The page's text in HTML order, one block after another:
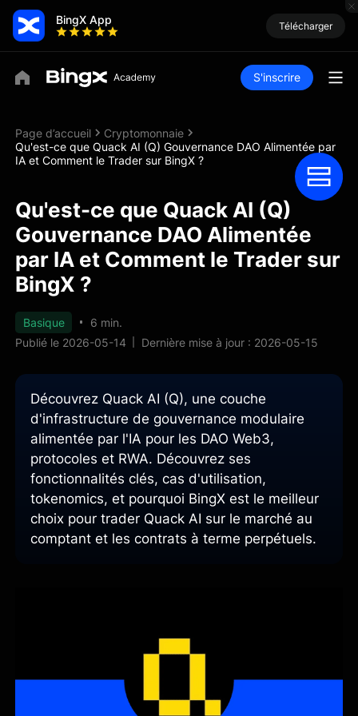
BingX App Télécharger
S'inscrire
Page d’accueil
Cryptomonnaie
Qu'est-ce que Quack AI (Q) Gouvernance DAO Alimentée par
IA et Comment le Trader sur BingX ?
Qu'est-ce que Quack AI (Q)
Gouvernance DAO Alimentée
par IA et Comment le Trader sur
BingX ?
Basique
6 min.
Publié le 2026-05-14
Dernière mise à jour : 2026-05-15
Découvrez Quack AI (Q), une couche
d'infrastructure de gouvernance modulaire
alimentée par l'IA pour les DAO Web3,
protocoles et RWA. Découvrez ses
fonctionnalités clés, cas d'utilisation,
tokenomics, et pourquoi BingX est le meilleur
choix pour trader Quack AI sur le marché au
comptant et les contrats à terme perpétuels.